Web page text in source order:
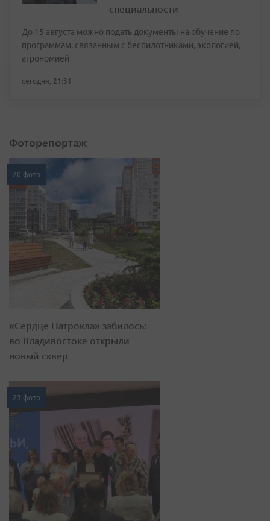
специальности
До 15 августа можно подать документы на обучение по
программам, связанным с беспилотниками, экологией,
агрономией
сегодня, 21:31
Фоторепортаж
20 фото
«Сердце Патрокла» забилось:
во Владивостоке открыли
новый сквер
23 фото